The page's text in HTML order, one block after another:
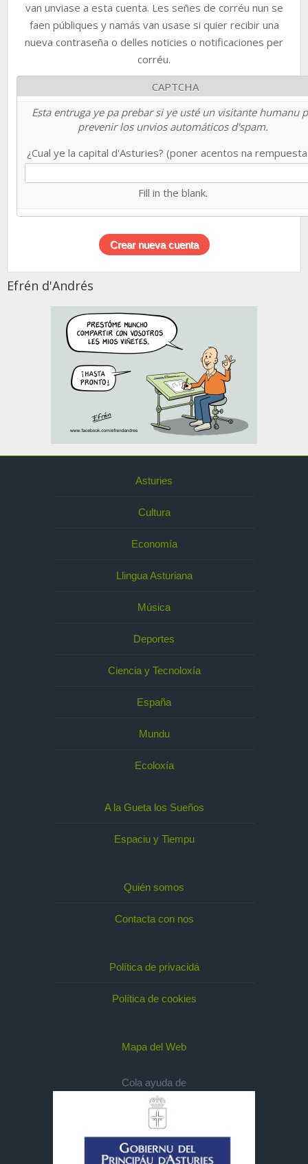
van unviase a esta cuenta. Les señes de corréu nun se
faen públiques y namás van usase si quier recibir una
nueva contraseña o delles noticies o notificaciones per
corréu.
CAPTCHA
Esta entruga ye pa prebar si ye usté un visitante humanu
prevenir los unvios automáticos d'spam.
¿Cual ye la capital d'Asturies? (poner acentos na
Fill in the blank.
Efrén d'Andrés
Asturies
Cultura
Economía
Llingua Asturiana
Música
Deportes
Ciencia y Tecnoloxía
España
Mundu
Ecoloxía
A la Gueta los Sueños
Espaciu y Tiempu
Quién somos
Contacta con nos
Política de privacidá
Política de cookies
Mapa del Web
Cola ayuda de